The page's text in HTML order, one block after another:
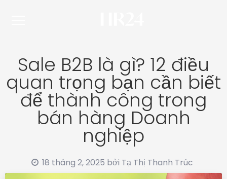
Sale B2B là gì? 12 điều
quan trọng bạn cần biết
để thành công trong
bán hàng Doanh
nghiệp
18 tháng 2, 2025 bởi Tạ Thị Thanh Trúc